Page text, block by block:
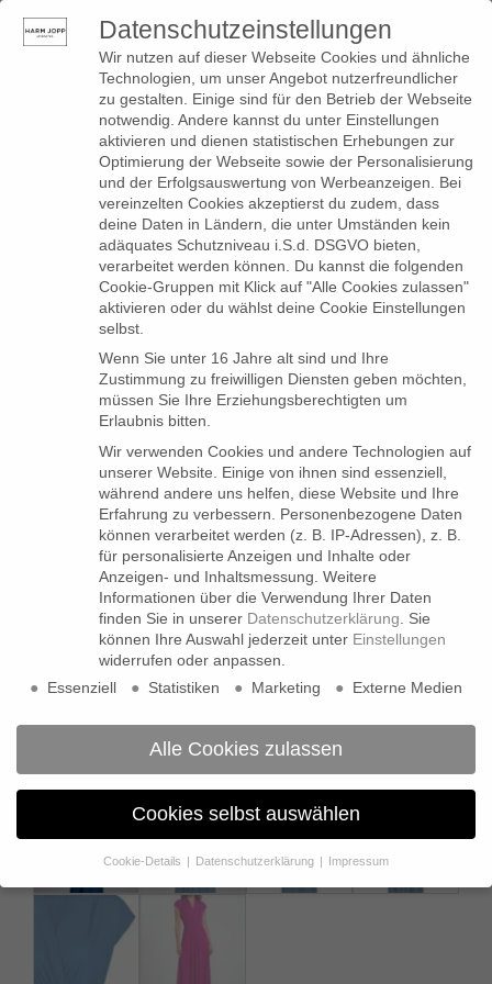
Toggle
Datenschutzeinstellungen
Wir nutzen auf dieser Webseite Cookies und ähnliche
Technologien, um unser Angebot nutzerfreundlicher
zu gestalten. Einige sind für den Betrieb der Webseite
notwendig. Andere kannst du unter Einstellungen
aktivieren und dienen statistischen Erhebungen zur
Optimierung der Webseite sowie der Personalisierung
und der Erfolgsauswertung von Werbeanzeigen. Bei
vereinzelten Cookies akzeptierst du zudem, dass
deine Daten in Ländern, die unter Umständen kein
adäquates Schutzniveau i.S.d. DSGVO bieten,
verarbeitet werden können. Du kannst die folgenden
Cookie-Gruppen mit Klick auf "Alle Cookies zulassen"
aktivieren oder du wählst deine Cookie Einstellungen
selbst.
Wenn Sie unter 16 Jahre alt sind und Ihre
Zustimmung zu freiwilligen Diensten geben möchten,
müssen Sie Ihre Erziehungsberechtigten um
Erlaubnis bitten.
Wir verwenden Cookies und andere Technologien auf
unserer Website. Einige von ihnen sind essenziell,
während andere uns helfen, diese Website und Ihre
Erfahrung zu verbessern.
Personenbezogene Daten
können verarbeitet werden (z. B. IP-Adressen), z. B.
für personalisierte Anzeigen und Inhalte oder
Anzeigen- und Inhaltsmessung. Weitere
Informationen über die Verwendung Ihrer Daten
finden Sie in unserer Datenschutzerklärung
Sie
können Ihre Auswahl jederzeit unter Einstellungen
widerrufen oder anpassen.
Essenziell
Statistiken Marketing Externe Medien
Alle Cookies zulassen
Cookies selbst auswählen
Cookie-Details Datenschutzerklärung Impressum
Datenschutzeinstellungen
Wenn Sie unter 16 Jahre alt sind und Ihre Zustimmung zu
freiwilligen Diensten geben möchten, müssen Sie Ihre
Erziehungsberechtigten um Erlaubnis bitten.